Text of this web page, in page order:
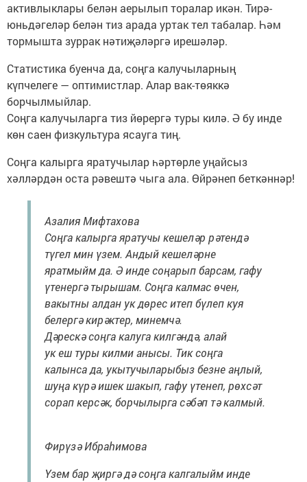
активлыклары белән аерылып торалар икән. Тирә-
юньдәгеләр белән тиз арада уртак тел табалар. Һәм
тормышта зуррак нәтиҗәләргә ирешәләр.
Статистика буенча да, соңга калучыларның
күпчелеге — оптимистлар. Алар вак-төяккә
борчылмыйлар.
Соңга калучыларга тиз йөрергә туры килә. Ә бу инде
көн саен физкультура ясауга тиң.
Соңга калырга яратучылар һәртөрле уңайсыз
хәлләрдән оста рәвештә чыга ала. Өйрәнеп беткәннәр!
Азалия Мифтахова
Соңга калырга яратучы кешеләр рәтендә
түгел мин үзем. Андый кешеләрне
яратмыйм да. Ә инде соңарып барсам, гафу
үтенергә тырышам. Соңга калмас өчен,
вакытны алдан ук дөрес итеп бүлеп куя
белергә кирәктер, минемчә.
Дәрескә соңга калуга килгәндә, алай
ук еш туры килми анысы. Тик соңга
калынса да, укытучыларыбыз безне аңлый,
шуңа күрә ишек шакып, гафу үтенеп, рөхсәт
сорап керсәк, борчылырга сәбәп тә калмый.
Фирүзә Ибраһимова
Үзем бар җиргә дә соңга калгалыйм инде